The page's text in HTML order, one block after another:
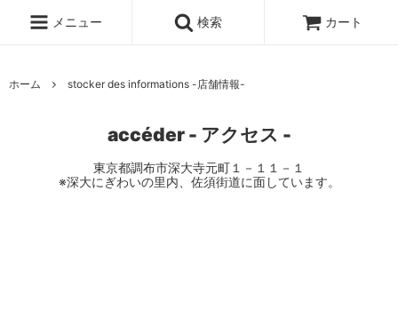
メニュー 検索 カート
ホーム stocker des informations -店舗情報-
accéder - アクセス -
東京都調布市深大寺元町１－１１－１
※深大にぎわいの里内、佐須街道に面しています。